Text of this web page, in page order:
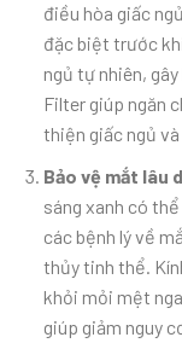
điều hòa giấc
đặc biệt trước
ngủ tự nhiên,
Filter giúp ngăn
thiện giấc ngủ
Bảo vệ mắt lâu
sáng xanh có
các bệnh lý về
thủy tinh thể.
khỏi mỏi mệt
giúp giảm nguy